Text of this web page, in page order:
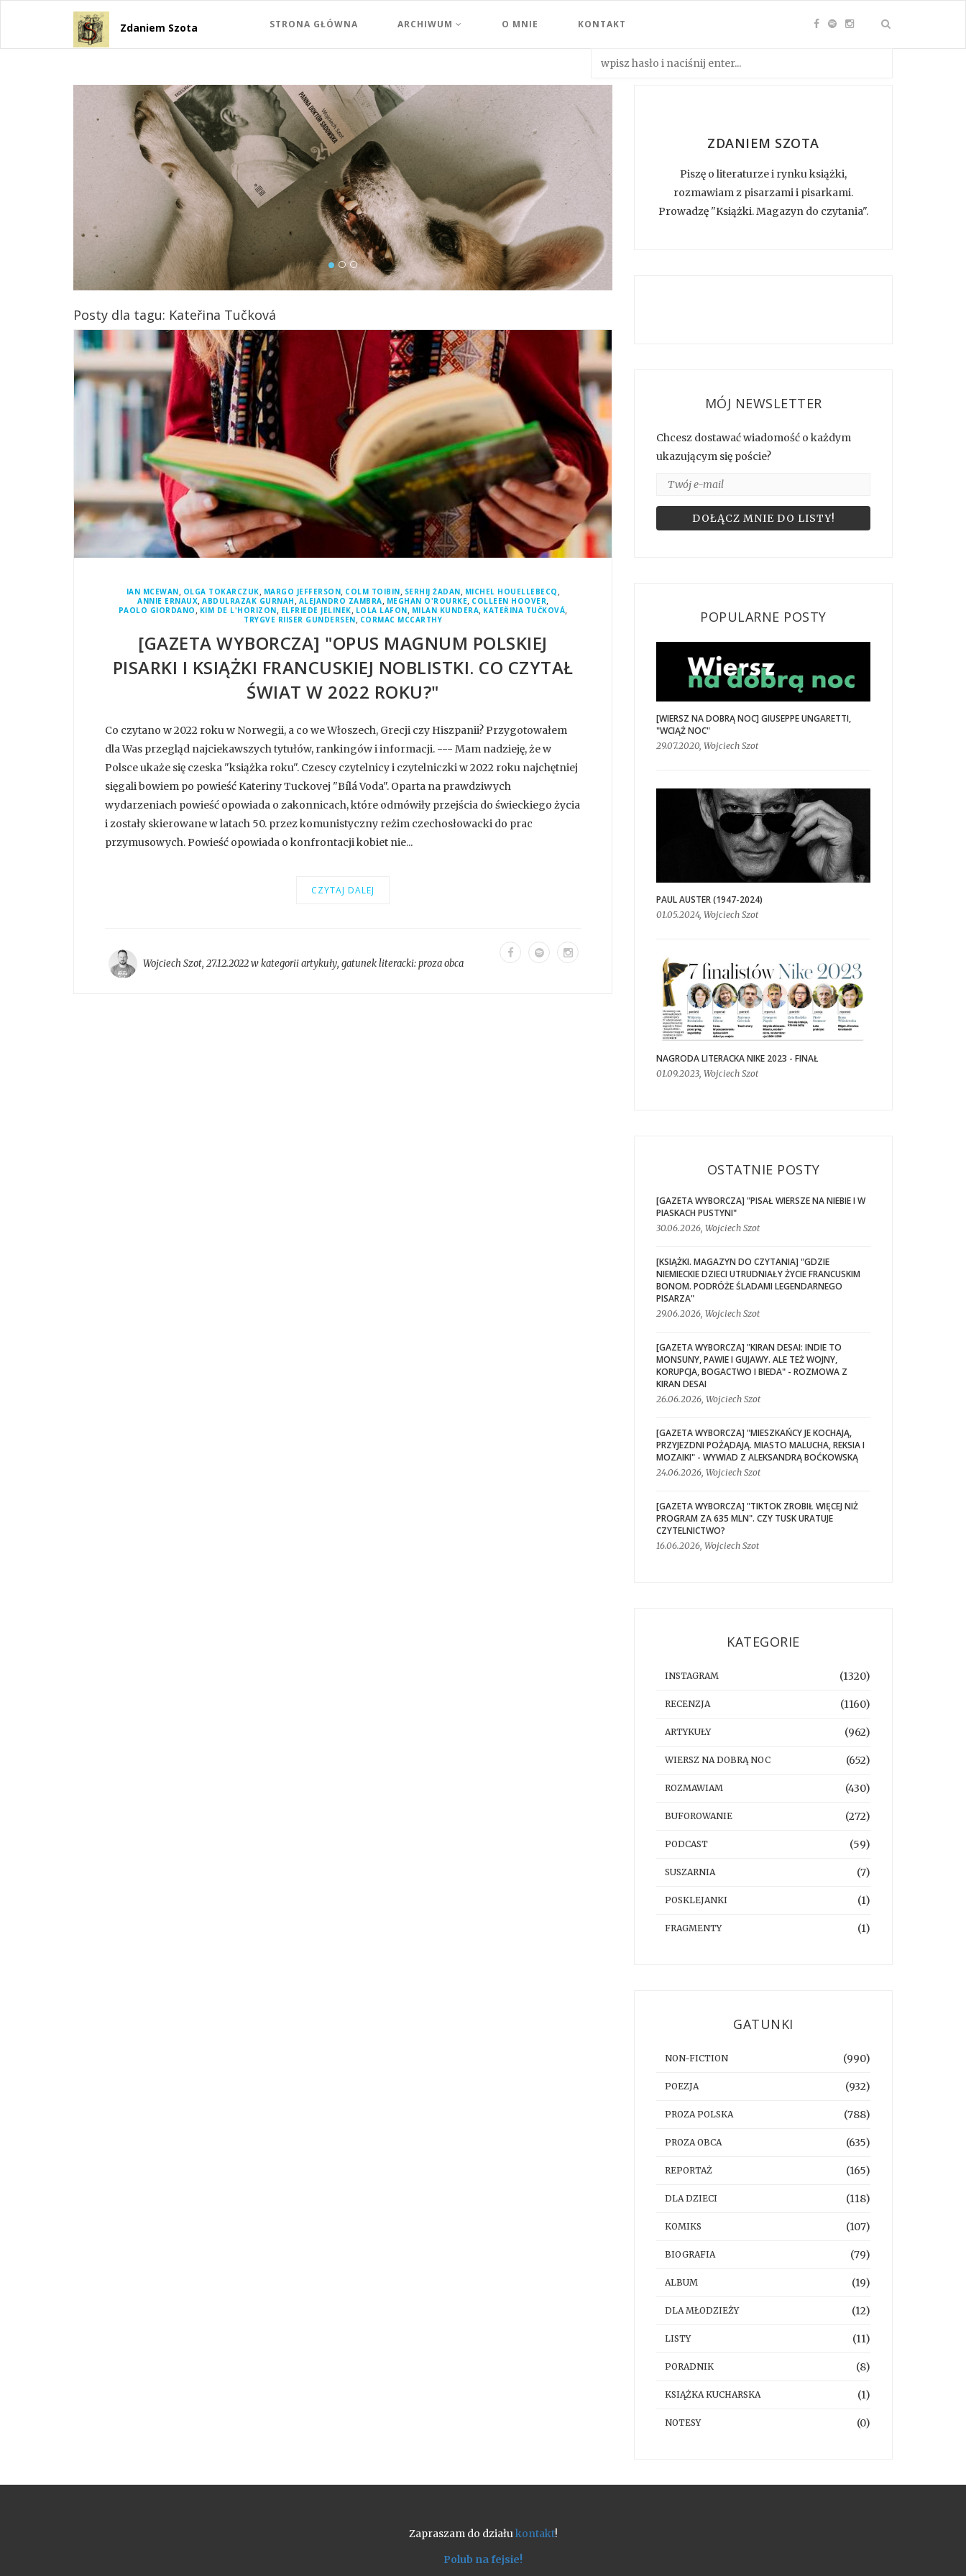
Zdaniem Szota STRONA GŁÓWNA ARCHIWUM O MNIE KONTAKT
Posty dla tagu: Kateřina Tučková
IAN MCEWAN, OLGA TOKARCZUK, MARGO JEFFERSON, COLM TOIBIN, SERHIJ ŻADAN, MICHEL HOUELLEBECQ ,
ANNIE ERNAUX, ABDULRAZAK GURNAH ,ALEJANDRO ZAMBRA, MEGHAN O'ROURKE, COLLEEN HOOVER,
PAOLO GIORDANO , KIM DE L'HORIZON, ELFRIEDE JELINEK, LOLA LAFON, MILAN KUNDERA, KATEŘINA TUČKOVÁ,
TRYGVE RIISER GUNDERSEN, CORMAC MCCARTHY
[GAZETA WYBORCZA] "OPUS MAGNUM POLSKIEJ
PISARKI I KSIĄŻKI FRANCUSKIEJ NOBLISTKI. CO CZYTAŁ
ŚWIAT W 2022 ROKU?"
Co czytano w 2022 roku w Norwegii, a co we Włoszech, Grecji czy Hiszpanii? Przygotowałem
dla Was przegląd najciekawszych tytułów, rankingów i informacji. --- Mam nadzieję, że w
Polsce ukaże się czeska "książka roku". Czescy czytelnicy i czytelniczki w 2022 roku najchętniej
sięgali bowiem po powieść Kateriny Tuckovej "Bílá Voda". Oparta na prawdziwych
wydarzeniach powieść opowiada o zakonnicach, które odmówiły przejścia do świeckiego życia
i zostały skierowane w latach 50. przez komunistyczny reżim czechosłowacki do prac
przymusowych. Powieść opowiada o konfrontacji kobiet nie...
CZYTAJ DALEJ
Wojciech Szot, 27.12.2022 w kategoriiartykuły, gatunek literacki:proza obca
ZDANIEM SZOTA
Piszę o literaturze i rynku książki,
rozmawiam z pisarzami i pisarkami.
Prowadzę "Książki. Magazyn do czytania".
MÓJ NEWSLETTER
Chcesz dostawać wiadomość o każdym
ukazującym się poście?
POPULARNE POSTY
[WIERSZ NA DOBRĄ NOC] GIUSEPPE UNGARETTI,
"WCIĄŻ NOC"
29.07.2020, Wojciech Szot
PAUL AUSTER (1947-2024)
01.05.2024, Wojciech Szot
NAGRODA LITERACKA NIKE 2023 - FINAŁ
01.09.2023, Wojciech Szot
OSTATNIE POSTY
[GAZETA WYBORCZA] "PISAŁ WIERSZE NA NIEBIE I W
PIASKACH PUSTYNI"
30.06.2026, Wojciech Szot
[KSIĄŻKI. MAGAZYN DO CZYTANIA] "GDZIE
NIEMIECKIE DZIECI UTRUDNIAŁY ŻYCIE FRANCUSKIM
BONOM. PODRÓŻE ŚLADAMI LEGENDARNEGO
PISARZA"
29.06.2026, Wojciech Szot
[GAZETA WYBORCZA] "KIRAN DESAI: INDIE TO
MONSUNY, PAWIE I GUJAWY. ALE TEŻ WOJNY,
KORUPCJA, BOGACTWO I BIEDA" - ROZMOWA Z
KIRAN DESAI
26.06.2026, Wojciech Szot
[GAZETA WYBORCZA] "MIESZKAŃCY JE KOCHAJĄ,
PRZYJEZDNI POŻĄDAJĄ. MIASTO MALUCHA, REKSIA I
MOZAIKI" - WYWIAD Z ALEKSANDRĄ BOĆKOWSKĄ
24.06.2026, Wojciech Szot
[GAZETA WYBORCZA] "TIKTOK ZROBIŁ WIĘCEJ NIŻ
PROGRAM ZA 635 MLN". CZY TUSK URATUJE
CZYTELNICTWO?
16.06.2026, Wojciech Szot
KATEGORIE
INSTAGRAM (1320)
RECENZJA (1160)
ARTYKUŁY (962)
WIERSZ NA DOBRĄ NOC (652)
ROZMAWIAM (430)
BUFOROWANIE (272)
PODCAST (59)
SUSZARNIA (7)
POSKLEJANKI (1)
FRAGMENTY (1)
GATUNKI
NON-FICTION (990)
POEZJA (932)
PROZA POLSKA (788)
PROZA OBCA (635)
REPORTAŻ (165)
DLA DZIECI (118)
KOMIKS (107)
BIOGRAFIA (79)
ALBUM (19)
DLA MŁODZIEŻY (12)
LISTY (11)
PORADNIK (8)
KSIĄŻKA KUCHARSKA (1)
NOTESY (0)
Zapraszam do działukontakt!
Polub na fejsie!